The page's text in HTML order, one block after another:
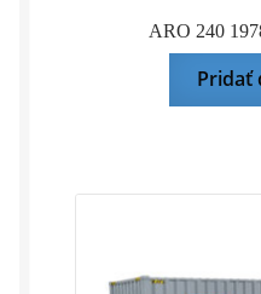
ARO 240
Pridať